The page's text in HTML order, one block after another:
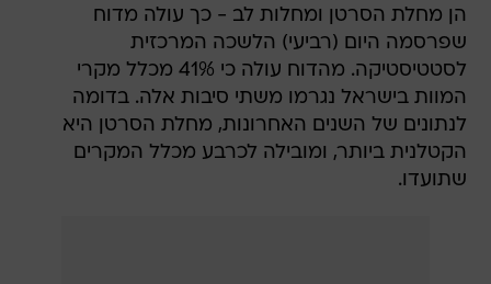
הן מחלת הסרטן ומחלות לב - כך עולה מדוח
שפרסמה היום (רביעי) הלשכה המרכזית
לסטטיסטיקה. מהדוח עולה כי 41% מכלל מקרי
המוות בישראל נגרמו משתי סיבות אלה. בדומה
לנתונים של השנים האחרונות, מחלת הסרטן היא
הקטלנית ביותר, ומובילה לכרבע מכלל המקרים
שתועדו.